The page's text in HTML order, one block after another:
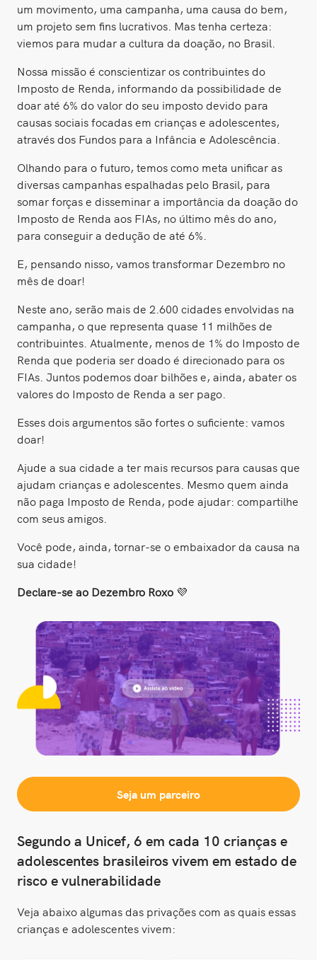
um movimento, uma campanha, uma causa do bem,
um projeto sem fins lucrativos. Mas tenha certeza:
viemos para mudar a cultura da doação, no Brasil.
Nossa missão é conscientizar os contribuintes do
Imposto de Renda, informando da possibilidade de
doar até 6% do valor do seu imposto devido para
causas sociais focadas em crianças e adolescentes,
através dos Fundos para a Infância e Adolescência.
Olhando para o futuro, temos como meta unificar as
diversas campanhas espalhadas pelo Brasil, para
somar forças e disseminar a importância da doação do
Imposto de Renda aos FIAs, no último mês do ano,
para conseguir a dedução de até 6%.
E, pensando nisso, vamos transformar Dezembro no
mês de doar!
Neste ano, serão mais de 2.600 cidades envolvidas na
campanha, o que representa quase 11 milhões de
contribuintes. Atualmente, menos de 1% do Imposto de
Renda que poderia ser doado é direcionado para os
FIAs. Juntos podemos doar bilhões e, ainda, abater os
valores do Imposto de Renda a ser pago.
Esses dois argumentos são fortes o suficiente: vamos
doar!
Ajude a sua cidade a ter mais recursos para causas que
ajudam crianças e adolescentes. Mesmo quem ainda
não paga Imposto de Renda, pode ajudar: compartilhe
com seus amigos.
Você pode, ainda, tornar-se o embaixador da causa na
sua cidade!
Declare-se ao Dezembro Roxo 💜
Seja um parceiro
Segundo a Unicef, 6 em cada 10 crianças e
adolescentes brasileiros vivem em estado de
risco e vulnerabilidade
Veja abaixo algumas das privações com as quais essas
crianças e adolescentes vivem: